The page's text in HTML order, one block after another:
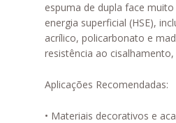
espuma de dupla face
energia superficial (HSE),
acrílico, policarbonato e
resistência ao
Aplicações Recomendadas:
• Materiais decorativos e